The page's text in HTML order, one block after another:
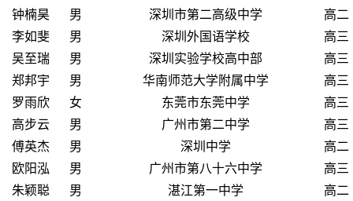
钟楠昊
男 深圳市第二高级中学
高二
李如斐
男 深圳外国语学校
高三
吴至瑞
男 深圳实验学校高中部
高三
郑邦宇
男 华南师范大学附属中学
高三
罗雨欣
女 东莞市东莞中学
高三
高步云
男 广州市第二中学
高三
傅英杰
男 深圳中学
高二
欧阳泓
男 广州市第八十六中学
高三
朱颖聪
男 湛江第一中学
高二